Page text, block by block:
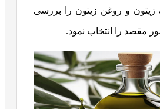
و روغن زیتون را بررسی
مقصد را انتخاب نمود.